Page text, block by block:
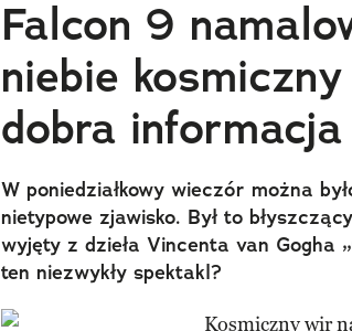
Falcon 9
niebie
dobra informacja
W poniedziałkowy wieczór można
nietypowe zjawisko. Był to
wyjęty z dzieła Vincenta van Gogha
ten niezwykły spektakl?